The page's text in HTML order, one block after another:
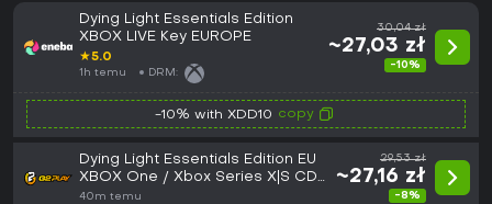
Dying Light Essentials Edition
XBOX LIVE Key EUROPE
★5.0
1h temu DRM:
30,04 zł
~27,03 zł
-10%
-10% with XDD10 copy
Dying Light Essentials Edition EU
XBOX One / Xbox Series X|S CD
Key
40m temu
29,53 zł
~27,16 zł
-8%